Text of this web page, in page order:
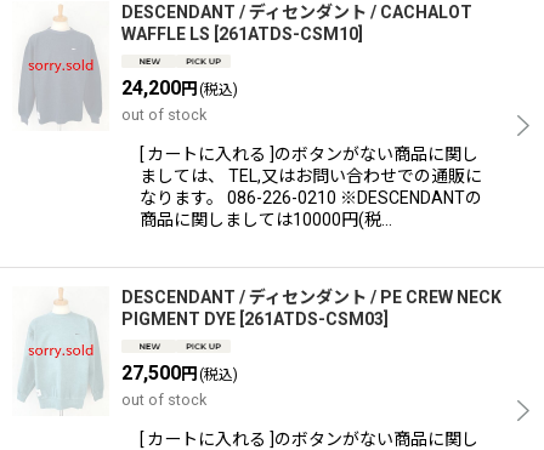
DESCENDANT / ディセンダント / CACHALOT
WAFFLE LS 261ATDS-CSM10
24,200円 (税込)
out of stock
[ カートに入れる ]のボタンがない商品に関し
ましては、 TEL,又はお問い合わせでの通販に
なります。 086-226-0210 ※DESCENDANTの
商品に関しましては10000円(税…
DESCENDANT / ディセンダント / PE CREW NECK
PIGMENT DYE 261ATDS-CSM03
27,500円 (税込)
out of stock
[ カートに入れる ]のボタンがない商品に関し